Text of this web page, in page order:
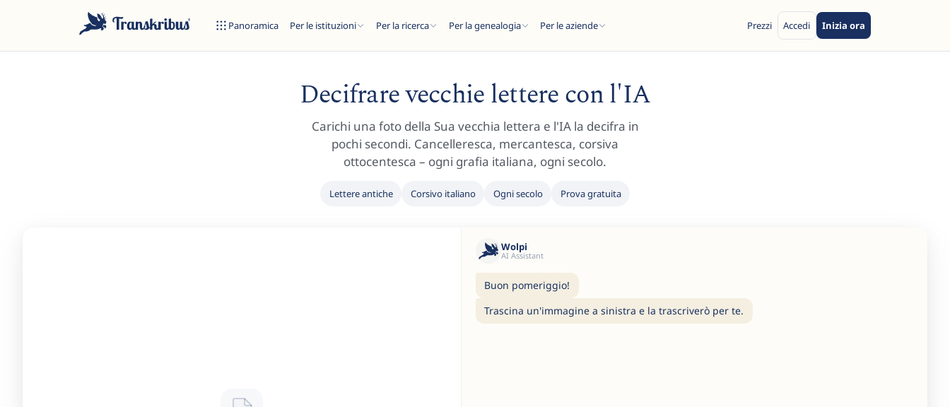
Panoramica Per le istituzioni Per la ricerca Per la genealogia Per le aziende Prezzi Accedi Inizia ora
Decifrare vecchie lettere con l'IA
Carichi una foto della Sua vecchia lettera e l'IA la decifra in
pochi secondi. Cancelleresca, mercantesca, corsiva
ottocentesca – ogni grafia italiana, ogni secolo.
Lettere antiche Corsivo italiano Ogni secolo Prova gratuita
Wolpi
AI Assistant
Buon pomeriggio!
Trascina un'immagine a sinistra e la trascriverò per te.